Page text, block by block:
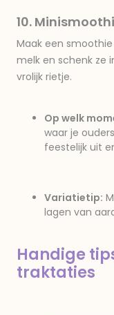
10.
Maak een
melk en schenk ze
vrolijk rietje.
Op welk
waar je
feestelijk uit
Variatietip:
lagen van
Handige
traktaties